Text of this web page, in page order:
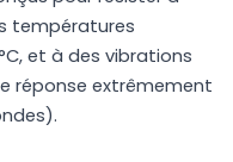
températures
et à des vibrations
réponse extrêmement